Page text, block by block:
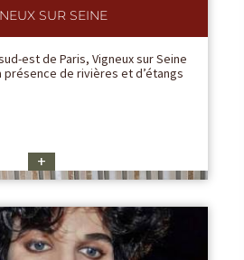
SUR SEINE
est de Paris, Vigneux sur Seine
présence de rivières et d’étangs
+